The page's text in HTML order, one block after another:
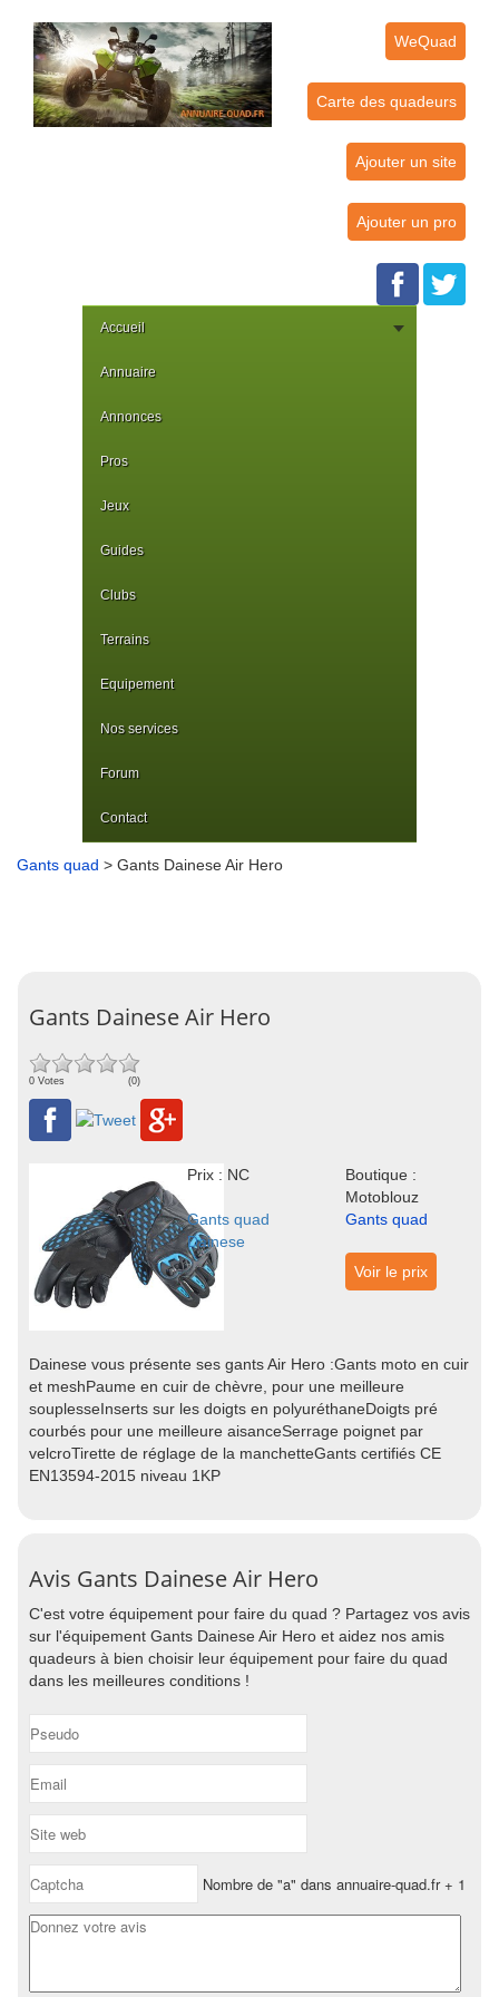
WeQuad
Carte des quadeurs
Ajouter un site
Ajouter un pro
Accueil
Annuaire
Annonces
Pros
Jeux
Guides
Clubs
Terrains
Equipement
Nos services
Forum
Contact
Gants quad > Gants Dainese Air Hero
Gants Dainese Air Hero
0 Votes (0)
Prix : NC
Boutique :
Motoblouz
Gants quad
Dainese
Gants quad
Voir le prix
Dainese vous présente ses gants Air Hero :Gants moto en cuir
et meshPaume en cuir de chèvre, pour une meilleure
souplesseInserts sur les doigts en polyuréthaneDoigts pré
courbés pour une meilleure aisanceSerrage poignet par
velcroTirette de réglage de la manchetteGants certifiés CE
EN13594-2015 niveau 1KP
Avis Gants Dainese Air Hero
C'est votre équipement pour faire du quad ? Partagez vos avis
sur l'équipement Gants Dainese Air Hero et aidez nos amis
quadeurs à bien choisir leur équipement pour faire du quad
dans les meilleures conditions !
Nombre de "a" dans annuaire-quad.fr + 1